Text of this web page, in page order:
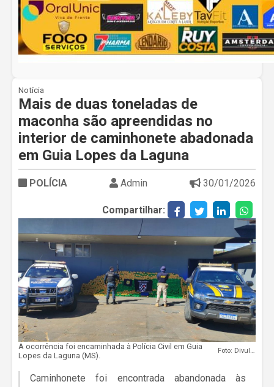
Notícia
Mais de duas toneladas de
maconha são apreendidas no
interior de caminhonete abadonada
em Guia Lopes da Laguna
POLÍCIA Admin 30/01/2026
Compartilhar:
A ocorrência foi encaminhada à Polícia Civil em Guia
Lopes da Laguna (MS).
Foto: Divulgação
Caminhonete foi encontrada abandonada às